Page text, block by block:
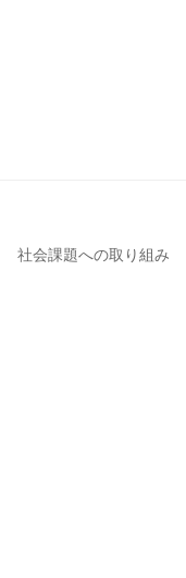
社会課題への取り組み